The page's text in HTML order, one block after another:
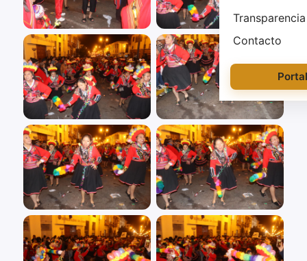
Transparencia
Contacto